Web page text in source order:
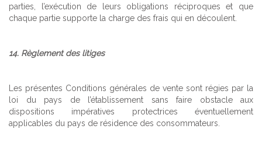
parties, l’exécution de leurs obligations réciproques et que
chaque partie supporte la charge des frais qui en découlent.
14. Règlement des litiges
Les présentes Conditions générales de vente sont régies par la
loi du pays de l’établissement sans faire obstacle aux
dispositions impératives protectrices éventuellement
applicables du pays de résidence des consommateurs.